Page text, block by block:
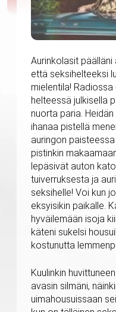
Aurinkolasit päälläni
että seksihelteeksi
mielentila!
helteessä julkisella
nuorta paria.
ihanaa pistellä
auringon
pistinkin
lepäsivät auton
tuiverruksesta ja
seksihelle! Voi kun
eksyisikin paikalle.
hyväilemään isoja
käteni sukelsi
kostunutta
Kuulinkin
avasin silmäni,
uimahousuissaan